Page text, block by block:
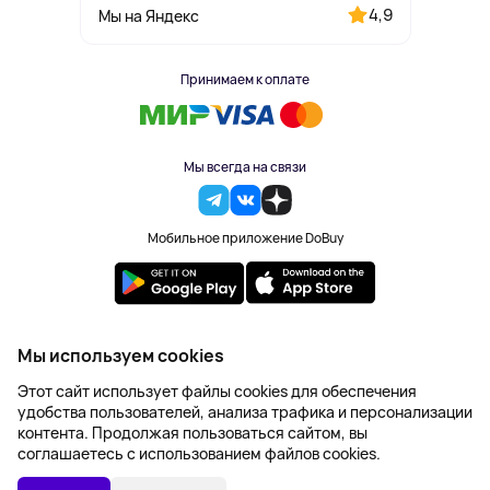
В КОРЗИНУ
Мы на Яндекс 4,9
Принимаем к оплате
Мы всегда на связи
Мобильное приложение DoBuy
2023-2026 © DoBuy. Все права защищены
Правила обработки персональных данных
Пользовательское соглашение
Оферта
Создание сайта – NetLab
Мы используем cookies
Этот сайт использует файлы cookies для обеспечения
удобства пользователей, анализа трафика и персонализации
контента. Продолжая пользоваться сайтом, вы
соглашаетесь с использованием файлов cookies.